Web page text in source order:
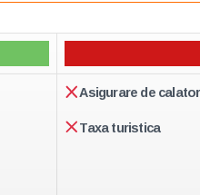
Asigurare de
Taxa turistica